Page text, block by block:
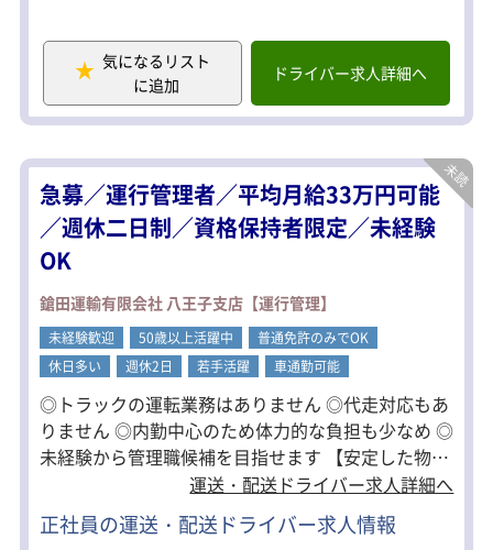
配送業務のように荷物を運ぶことはな
く、人を乗せることもありません。
運転と簡単な確認作業が中心なので、
経験にかかわらず活躍できます。
具体的には……
・契約施設の定期巡回
・防犯機器の異常確認
・コインパーキングのトラブル対応
・高齢者住宅の安否確認
1日の巡回は平均3件程度。
現場対応以外は事務所で待機する時間
が多く、体への負担も少ない仕事で
す。
気になるリスト
に追加
ドライバー求人詳細へ
急募／運行管理者／平均月給33万円可能
／週休二日制／資格保持者限定／未経験
OK
鎗田運輸有限会社 八王子支店【運行管理】
未経験歓迎 50歳以上活躍中
普通免許のみでOK
休日多い
週休2日 若手活躍 車通勤可能
◎トラックの運転業務はありません ◎代走対応もあ
りません ◎内勤中心のため体力的な負担も少なめ ◎
未経験から管理職候補を目指せます 【安定した物流
業界】 生活に欠かせない物流を支えるため、景気に
左右されにくく安定して働けます。 ★当社は「頑張
りを正当に評価したい」という想いから、2025年よ
運送・配送ドライバー求人詳細へ
正社員の運送・配送ドライバー求人情報